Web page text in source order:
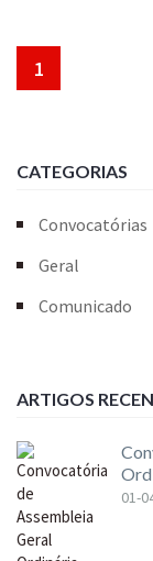
1
CATEGORIAS
Convocatórias
Geral
Comunicado
ARTIGOS
01-